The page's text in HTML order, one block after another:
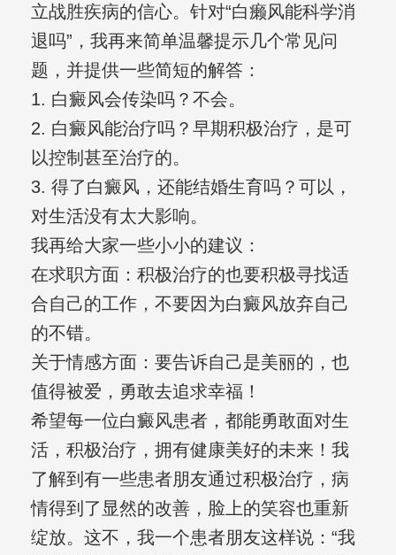
立战胜疾病的信心。针对“白癞风能科学消
退吗”，我再来简单温馨提示几个常见问
题，并提供一些简短的解答：
1. 白癜风会传染吗？不会。
2. 白癜风能治疗吗？早期积极治疗，是可
以控制甚至治疗的。
3. 得了白癜风，还能结婚生育吗？可以，
对生活没有太大影响。
我再给大家一些小小的建议：
在求职方面：积极治疗的也要积极寻找适
合自己的工作，不要因为白癜风放弃自己
的不错。
关于情感方面：要告诉自己是美丽的，也
值得被爱，勇敢去追求幸福！
希望每一位白癜风患者，都能勇敢面对生
活，积极治疗，拥有健康美好的未来！我
了解到有一些患者朋友通过积极治疗，病
情得到了显然的改善，脸上的笑容也重新
绽放。这不，我一个患者朋友这样说：“我